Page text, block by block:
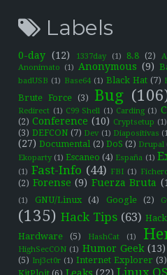
Labels
0-day (12) 1337day (1) 8.8 (2)
Anonimato (1) Anonymous (9)
badUSB (1) Base64 (1) Black Hat (7)
Brute Force (3) Bug
Redirect (1) C99 Shell (1) Carding (1)
(2) Conference (10) Cryptsetup (1)
(3) DEFCON (7) Dev (1) Diapositivas
(27) Documental (2) DoS (2) Drupal
Ekoparty (1) Escaneo (4) España (1)
(1) Fast-Info (44) FBI (1)
(2) Forense (9) Fuerza Bruta
(1)
GNU/Linux (4) Google (2)
(135) Hack Tips (63)
Hardware
(5) HashCat (1)
HighSecCON (1) Humor Geek (13)
(5) Inj3ct0r (1) Internet Explorer (3)